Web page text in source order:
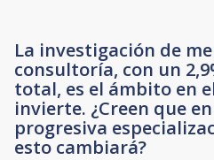
La investigación de
consultoría, con un
total, es el ámbito en
invierte. ¿Creen que
progresiva
esto cambiará?